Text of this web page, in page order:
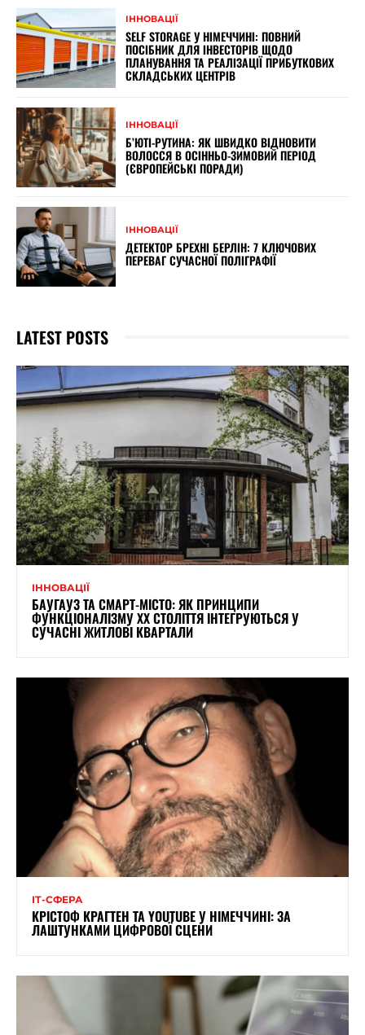
ІННОВАЦІЇ
SELF STORAGE У НІМЕЧЧИНІ: ПОВНИЙ
ПОСІБНИК ДЛЯ ІНВЕСТОРІВ ЩОДО
ПЛАНУВАННЯ ТА РЕАЛІЗАЦІЇ ПРИБУТКОВИХ
СКЛАДСЬКИХ ЦЕНТРІВ
ІННОВАЦІЇ
Б’ЮТІ-РУТИНА: ЯК ШВИДКО ВІДНОВИТИ
ВОЛОССЯ В ОСІННЬО-ЗИМОВИЙ ПЕРІОД
(ЄВРОПЕЙСЬКІ ПОРАДИ)
ІННОВАЦІЇ
ДЕТЕКТОР БРЕХНІ БЕРЛІН: 7 КЛЮЧОВИХ
ПЕРЕВАГ СУЧАСНОЇ ПОЛІГРАФІЇ
LATEST POSTS
ІННОВАЦІЇ
БАУГАУЗ ТА СМАРТ-МІСТО: ЯК ПРИНЦИПИ
ФУНКЦІОНАЛІЗМУ XX СТОЛІТТЯ ІНТЕГРУЮТЬСЯ У
СУЧАСНІ ЖИТЛОВІ КВАРТАЛИ
ІТ-СФЕРА
КРІСТОФ КРАГТЕН ТА YOUTUBE У НІМЕЧЧИНІ: ЗА
ЛАШТУНКАМИ ЦИФРОВОЇ СЦЕНИ